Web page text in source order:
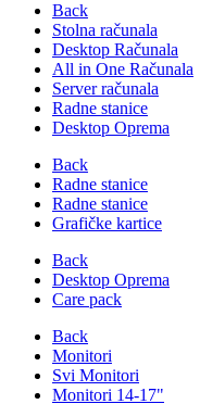
Back
Stolna računala
Desktop Računala
All in One Računala
Server računala
Radne stanice
Desktop Oprema
Back
Radne stanice
Radne stanice
Grafičke kartice
Back
Desktop Oprema
Care pack
Back
Monitori
Svi Monitori
Monitori 14-17"